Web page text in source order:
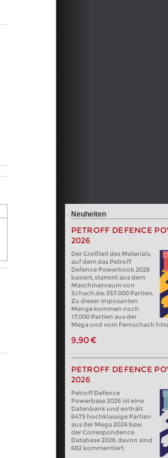
Neuheiten
PETROFF DEFENCE
2026
Der Großteil des Materials,
auf dem das Petroff
Defence Powerbook 2026
basiert, stammt aus dem
Maschinenraum von
Schach.de: 357.000 Partien.
Zu dieser imposanten
Menge kommen noch
17.000 Partien aus der
Mega und vom Fernschach
9,90 €
PETROFF DEFENCE
2026
Petroff Defence
Powerbase 2026 ist eine
Datenbank und enthält
6475 hochklassige Partien
aus der Mega 2026 bzw.
der Correspondence
Database 2026, davon sind
682 kommentiert.